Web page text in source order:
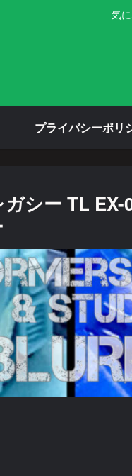
気
プライバシーポリ
シー TL